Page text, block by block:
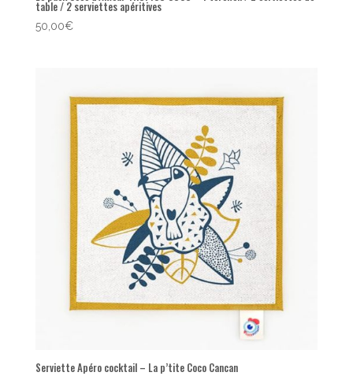
table / 2 serviettes apéritives
50,00€
Serviette Apéro cocktail – La p’tite Coco Cancan